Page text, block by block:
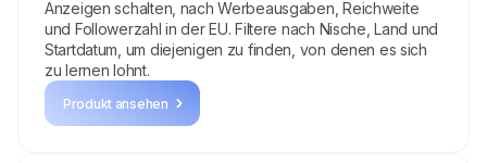
Anzeigen schalten, nach Werbeausgaben, Reichweite
und Followerzahl in der EU. Filtere nach Nische, Land und
Startdatum, um diejenigen zu finden, von denen es sich
zu lernen lohnt.
Produkt ansehen